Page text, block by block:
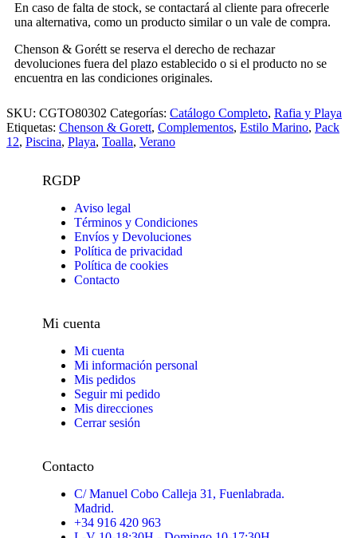
En caso de falta de stock, se contactará al cliente para ofrecerle
una alternativa, como un producto similar o un vale de compra.
Chenson & Gorétt se reserva el derecho de rechazar
devoluciones fuera del plazo establecido o si el producto no se
encuentra en las condiciones originales.
SKU: CGTO80302 Categorías: Catálogo Completo, Rafia y Playa
Etiquetas: Chenson & Gorett, Complementos, Estilo Marino, Pack
12, Piscina, Playa, Toalla, Verano
RGDP
Aviso legal
Términos y Condiciones
Envíos y Devoluciones
Política de privacidad
Política de cookies
Contacto
Mi cuenta
Mi cuenta
Mi información personal
Mis pedidos
Seguir mi pedido
Mis direcciones
Cerrar sesión
Contacto
C/ Manuel Cobo Calleja 31, Fuenlabrada.
Madrid.
+34 916 420 963